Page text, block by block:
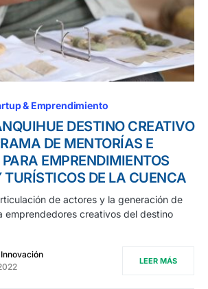
& Emprendimiento
DESTINO CREATIVO
DE MENTORÍAS E
EMPRENDIMIENTOS
TURÍSTICOS DE LA CUENCA
de actores y la generación de
emprendedores creativos del destino
LEER MÁS